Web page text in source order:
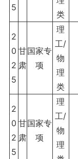
5
类
2
0
2
5
甘
肃
国家专
项
理
工/
物
理
类
2
0
2
5
甘
肃
国家专
项
理
工/
物
理